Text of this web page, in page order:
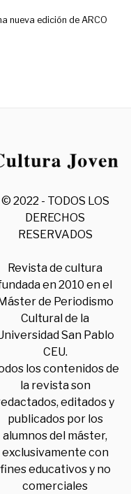
nueva edición de ARCO
© 2022 - TODOS LOS
DERECHOS
RESERVADOS
Revista de cultura
en 2010 en el
Máster de Periodismo
Cultural de la
San Pablo
CEU.
los contenidos de
la revista son
editados y
publicados por los
alumnos del máster,
exclusivamente con
fines educativos y no
comerciales